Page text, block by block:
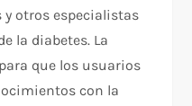
otros especialistas
la diabetes. La
que los usuarios
con la